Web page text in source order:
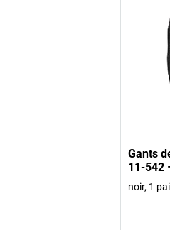
Gants
11-542
noir, 1